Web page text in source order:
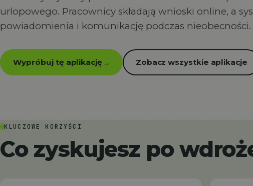
urlopowego. Pracownicy składają wnioski online, a
powiadomienia i komunikację podczas nieobecności.
Wypróbuj tę aplikację → Zobacz wszystkie aplikacje
KLUCZOWE KORZYŚCI
Co zyskujesz po